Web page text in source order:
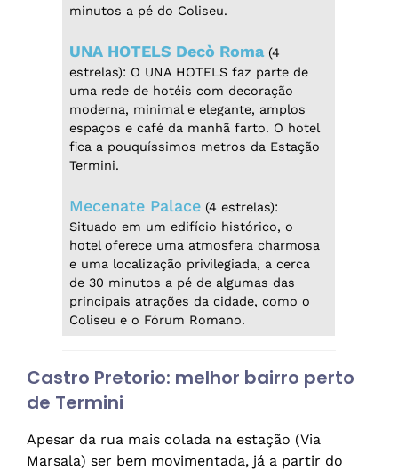
minutos a pé do Coliseu.
UNA HOTELS Decò Roma(4
estrelas): O UNA HOTELS faz parte de
uma rede de hotéis com decoração
moderna, minimal e elegante, amplos
espaços e café da manhã farto. O hotel
fica a pouquíssimos metros da Estação
Termini.
Mecenate Palace (4 estrelas):
Situado em um edifício histórico, o
hotel oferece uma atmosfera charmosa
e uma localização privilegiada, a cerca
de 30 minutos a pé de algumas das
principais atrações da cidade, como o
Coliseu e o Fórum Romano.
Castro Pretorio: melhor bairro perto
de Termini
Apesar da rua mais colada na estação (Via
Marsala) ser bem movimentada, já a partir do